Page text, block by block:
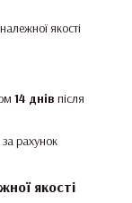
якості
14 днів після
рахунок
якості